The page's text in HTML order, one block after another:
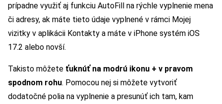
prípadne využiť aj funkciu AutoFill na rýchle vyplnenie mena
či adresy, ak máte tieto údaje vyplnené v rámci Mojej
vizitky v aplikácii Kontakty a máte v iPhone systém iOS
17.2 alebo novší.
Takisto môžete ťuknúť na modrú ikonu + v pravom
spodnom rohu. Pomocou nej si môžete vytvoriť
dodatočné polia na vyplnenie a presunúť ich tam, kam